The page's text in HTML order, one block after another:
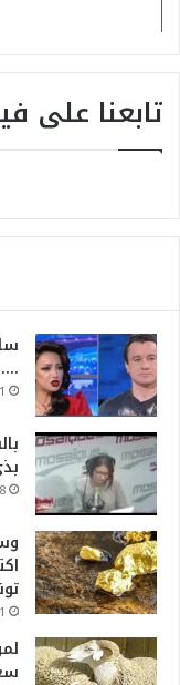
تابعنا على
….
11
18
21